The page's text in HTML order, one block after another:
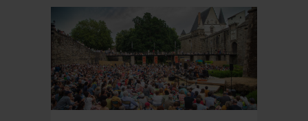
ANIMATION ENFANTS 4/6 ANS
Petits
architectes
11 — 26 Août 2026